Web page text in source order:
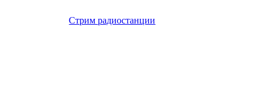
Стрим радиостанции